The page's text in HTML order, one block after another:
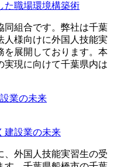
た職場環境構築術
同組合です。弊社は千葉
人様向けに外国人技能実
を展開しております。本
実現に向けて千葉県内は
建設業の未来
、外国人技能実習生の受